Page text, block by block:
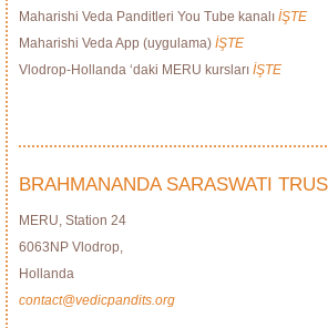
Maharishi Veda Panditleri You Tube kanalı İŞTE
Maharishi Veda App (uygulama) İŞTE
Vlodrop-Hollanda ‘daki MERU kursları İŞTE
BRAHMANANDA SARASWATI
MERU, Station 24
6063NP Vlodrop,
Hollanda
contact@vedicpandits.org